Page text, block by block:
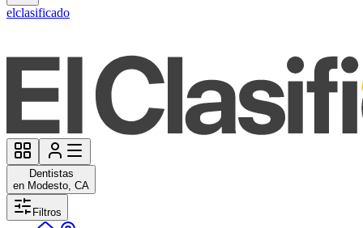
elclasificado
Dentistas
en Modesto, CA
Filtros